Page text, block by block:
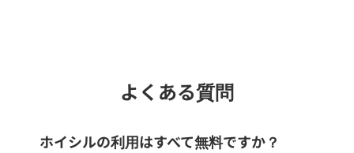
よくある質問
ホイシルの利用はすべて無料ですか？